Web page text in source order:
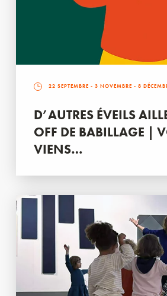
22 SEPTEMBRE - 3 NOVEMBRE - 8
D’AUTRES ÉVEILS
OFF DE BABILLAGE |
VIENS…